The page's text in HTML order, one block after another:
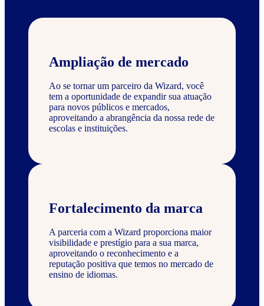
Ampliação de mercado
Ao se tornar um parceiro da Wizard, você
tem a oportunidade de expandir sua atuação
para novos públicos e mercados,
aproveitando a abrangência da nossa rede de
escolas e instituições.
Fortalecimento da marca
A parceria com a Wizard proporciona maior
visibilidade e prestígio para a sua marca,
aproveitando o reconhecimento e a
reputação positiva que temos no mercado de
ensino de idiomas.